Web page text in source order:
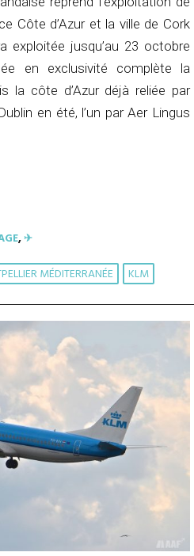
Côte d’Azur et la ville de Cork
exploitée jusqu’au 23 octobre
en exclusivité complète la
la côte d’Azur déjà reliée par
en été, l’un par Aer Lingus
,✈︎
MÉDITERRANÉE KLM